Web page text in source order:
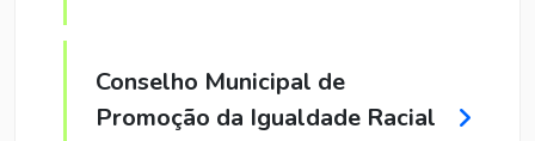
Conselho Municipal de
Promoção da Igualdade Racial